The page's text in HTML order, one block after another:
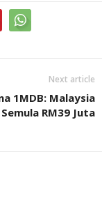
Next article
1MDB: Malaysia
RM39 Juta